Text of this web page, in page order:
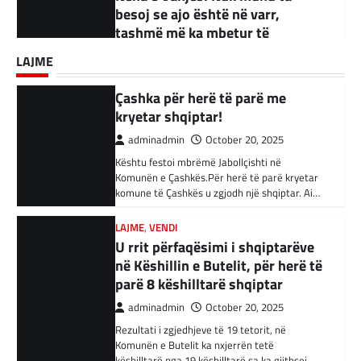
adminadmin September 18, 2025
parë të mandatit të tij…
BOTA,KRONIKË E ZEZË,LAJME,RAJONI
Akuzohen se kanë lidhje me
persona në Turqi
adminadmin February 3, 2024
Autoritetet turke i kanë arrestuar të shtunën
34 njerëz të dyshuar për lidhje me Shtetin
Islamik gjatë një operacioni të…
BOTA,KRONIKË E ZEZË, RAJONI
Irani dënon sulmet ajrore të
SHBA-së
adminadmin February 3, 2024
Në qytetin al-Ka’im, rreth 350 km në
veriperëndim të Bagdadit, gjithçka që ka
mbetur pas sulmeve ajrore të Uashingtonit
është…
KRONIKË E ZEZË,LAJME,RAJONI
LAJME
Kështu festoi mbrëmë Jabollçishti në
Komunën e Çashkës.Për herë të parë kryetar
LAJME,VENDI
U rrit përfaqësimi i shqiptarëve
në Këshillin e Butelit, për herë të
parë 8 këshilltarë shqiptar
adminadmin October 20, 2025
Rezultati i zgjedhjeve të 19 tetorit, në
Komunën e Butelit ka nxjerrën tetë
këshilltarë nga 19 këshilltarë sa ka gjithsej…
LAJME
Vazhdojnë SKANDALET/
Zbulohen Kontratat tek “NP-
PARKINGU” të Bilall Kasamit
(DOKUMENT)
adminadmin October 17, 2025